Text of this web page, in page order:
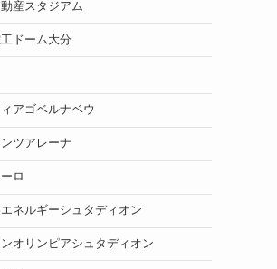
産スタジアム
ドーム大分
アゴベルナベウ
ツアレーナ
ロ
ネルギーシュタディオン
オリンピアシュタディオン